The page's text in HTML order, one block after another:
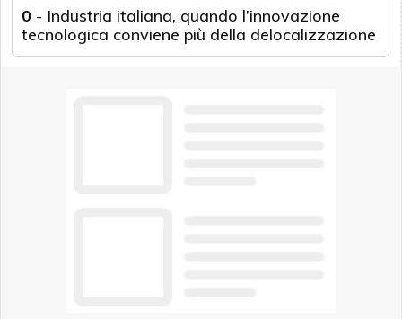
0 - Industria italiana, quando l’innovazione
tecnologica conviene più della delocalizzazione